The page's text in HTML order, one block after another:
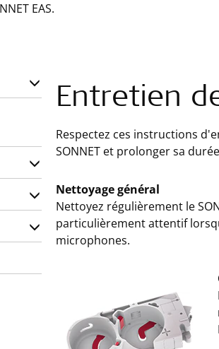
EAS.
Entretien
Respectez ces instructions
SONNET et prolonger sa
Nettoyage général
Nettoyez régulièrement le
particulièrement attentif
microphones.